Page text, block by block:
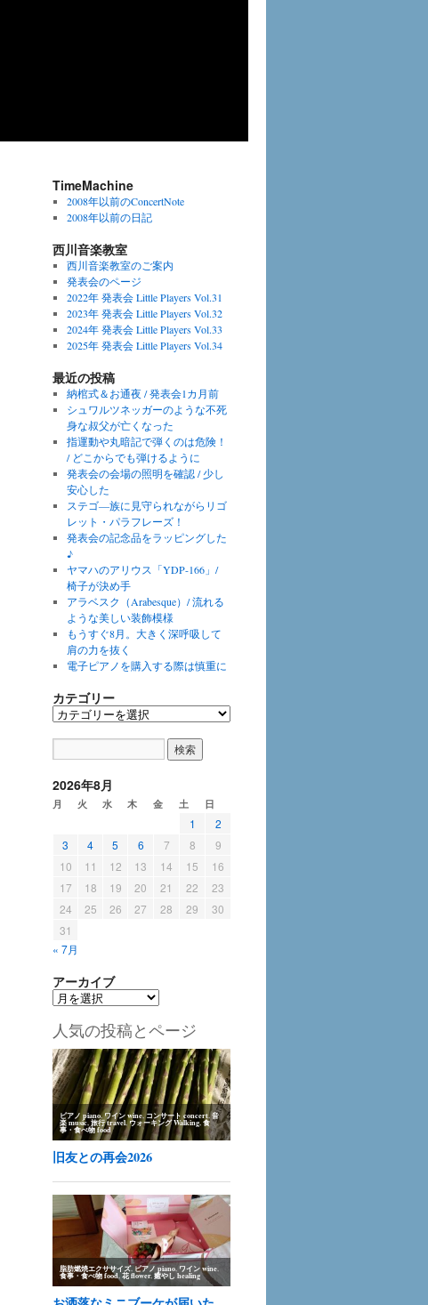
TimeMachine
2008年以前のConcertNote
2008年以前の日記
西川音楽教室
西川音楽教室のご案内
発表会のページ
2022年 発表会 Little Players Vol.31
2023年 発表会 Little Players Vol.32
2024年 発表会 Little Players Vol.33
2025年 発表会 Little Players Vol.34
最近の投稿
納棺式＆お通夜 / 発表会1カ月前
シュワルツネッガーのような不死
身な叔父が亡くなった
指運動や丸暗記で弾くのは危険！
/ どこからでも弾けるように
発表会の会場の照明を確認 / 少し
安心した
ステゴ―族に見守られながらリゴ
レット・パラフレーズ！
発表会の記念品をラッピングした
♪
ヤマハのアリウス「YDP-166」/
椅子が決め手
アラベスク（Arabesque）/ 流れる
ような美しい装飾模様
もうすぐ8月。大きく深呼吸して
肩の力を抜く
電子ピアノを購入する際は慎重に
カテゴリー
カ
リ
2026年8月
月 火 水 木 金 土 日
1
2
3
4 5 6 7 8
9
10
11 12 13 14 15
16
17
18 19 20 21 22
23
24
25 26 27 28 29
30
31
« 7月
アーカイブ
ア
カ
ブ
人気の投稿とページ